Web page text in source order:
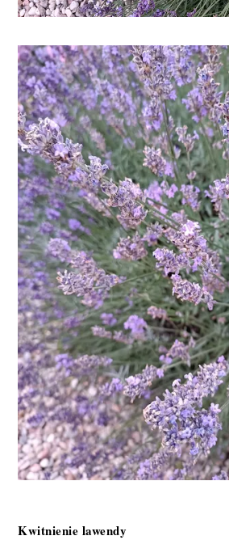
Kwitnienie lawendy